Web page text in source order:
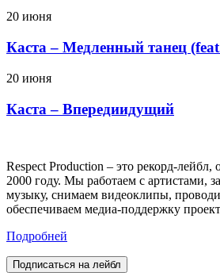
20 июня
Каста – Медленный танец
20 июня
Каста – Впередиидущий
Respect Production – это рекорд-
2000 году. Мы работаем с артистами,
музыку, снимаем видеоклипы,
обеспечиваем медиа-поддержку
Подробней
Подписаться на лейбл